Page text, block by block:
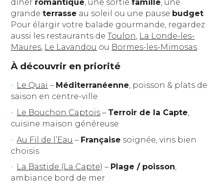
dîner romantique, une sortiefamille, une
grandeterrasse au soleil ou une pause budget.
Pour élargir votre balade gourmande, regardez
aussi les restaurants deToulon, La Londe-les-
Maures, Le Lavandou ou Bormes-les-Mimosas.
À découvrir en priorité
Le Quai – Méditerranéenne, poisson & plats de
saison en centre-ville
Le Bouchon Captois – Terroir de la Capte,
cuisine maison généreuse
Au Fil de l’Eau – Française soignée, vins bien
choisis
La Bastide (La Capte) – Plage / poisson,
ambiance bord de mer